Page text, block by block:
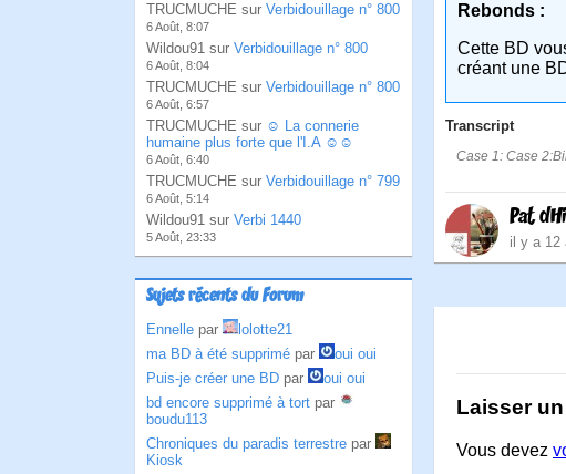
TRUCMUCHE sur Verbidouillage n° 800
6 Août, 8:07
Wildou91 sur Verbidouillage n° 800
6 Août, 8:04
TRUCMUCHE sur Verbidouillage n° 800
6 Août, 6:57
TRUCMUCHE sur ☺ La connerie
humaine plus forte que l'I.A ☺☺
6 Août, 6:40
TRUCMUCHE sur Verbidouillage n° 799
6 Août, 5:14
Wildou91 sur Verbi 1440
5 Août, 23:33
Sujets récents du Forum
Ennelle par
lolotte21
ma BD à été supprimé par
oui oui
Puis-je créer une BD par
oui oui
bd encore supprimé à tort par
boudu113
Chroniques du paradis terrestre par
Kiosk
Rebonds :
Cette BD
créant une
Transcript
Case 1: Case
Pat
il y a 12
Laisser
Vous devez